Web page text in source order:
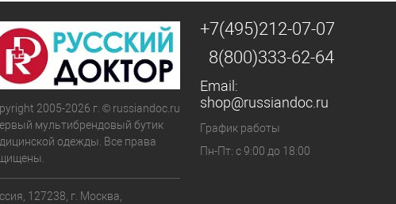
2005-2026 г. © russiandoc.ru
мультибрендовый бутик
одежды. Все права
127238, г. Москва,
+7(495)212-07-07
8(800)333-62-64
Email:
shop@russiandoc.ru
График работы
Пн-Пт: с 9:00 до 18:00